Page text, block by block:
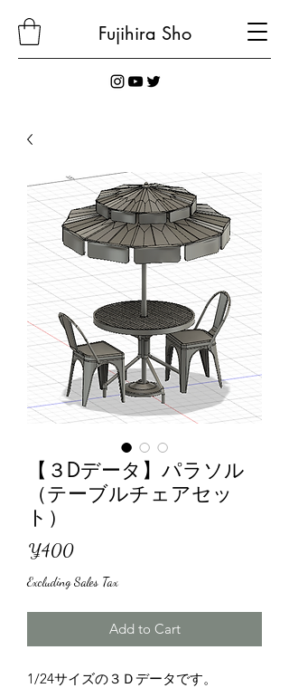
Fujihira Sho
【３Dデータ】パラソル
（テーブルチェアセッ
ト）
¥400Price
Excluding Sales Tax
Add to Cart
1/24サイズの３Ｄデータです。